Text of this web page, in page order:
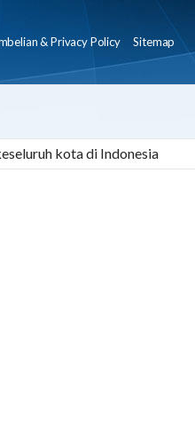
& Privacy Policy Sitemap
kota di Indonesia